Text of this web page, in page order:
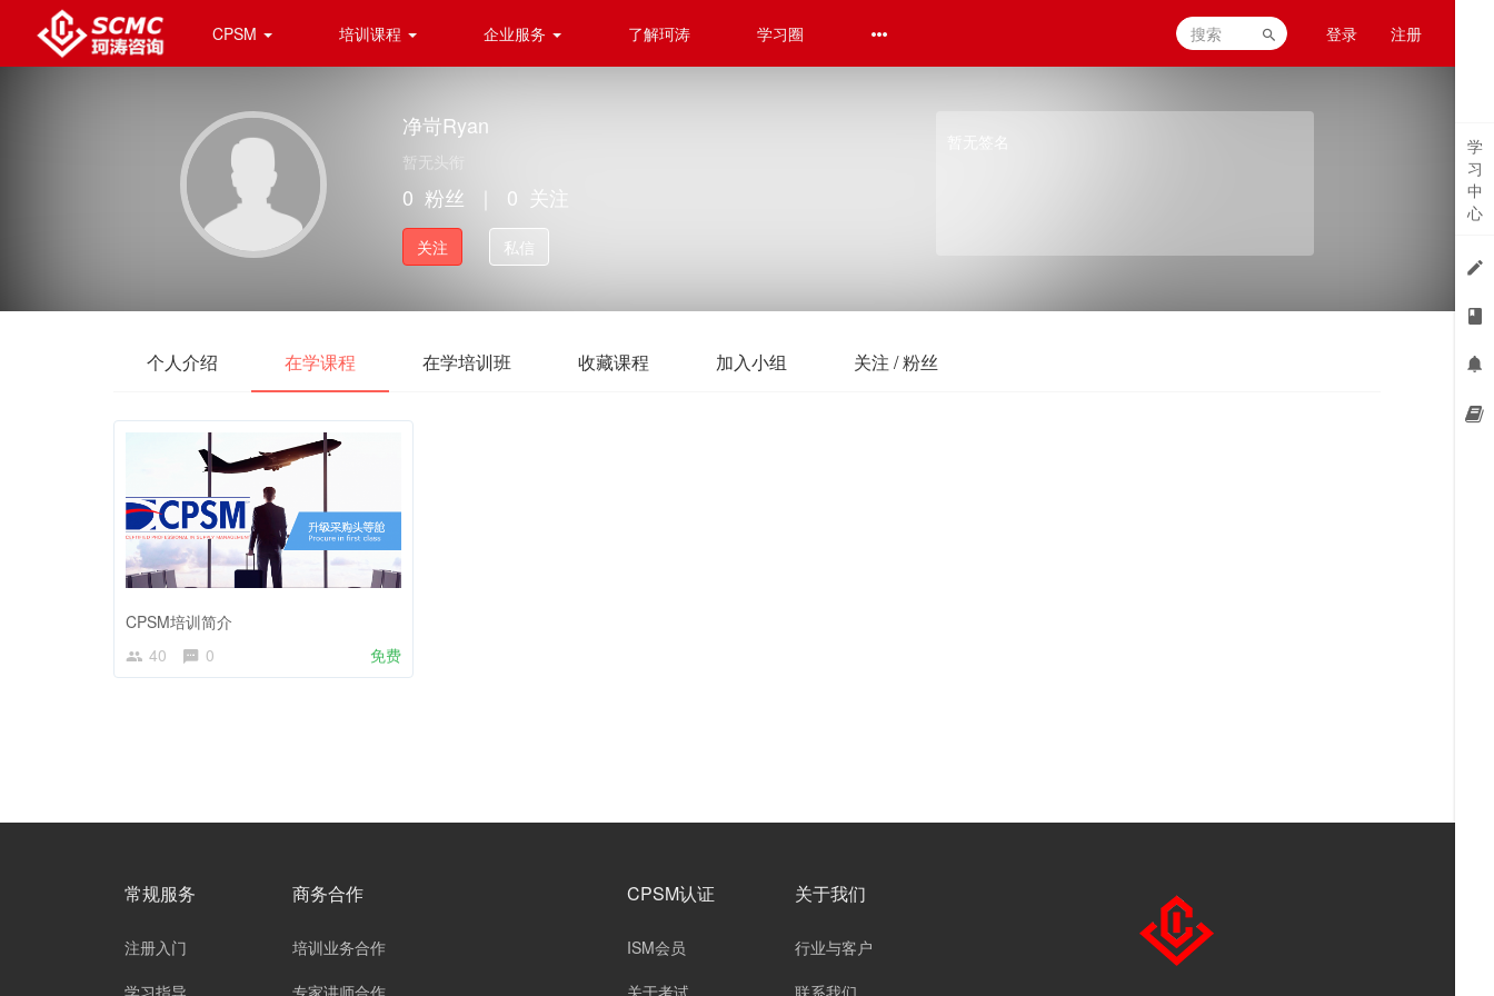
CPSM 培训课程 企业服务 了解珂涛 学习圈 登录 注册
净岢Ryan
暂无头衔
0 粉丝 0 关注
关注 私信
个人介绍 在学课程 在学培训班 收藏课程 加入小组 关注 / 粉丝
CPSM培训简介
40
0 免费
常规服务
注册入门
学习指导
商务合作
培训业务合作
专家讲师合作
CPSM认证
ISM会员
关于考试
关于我们
行业与客户
联系我们
学
习
中
心